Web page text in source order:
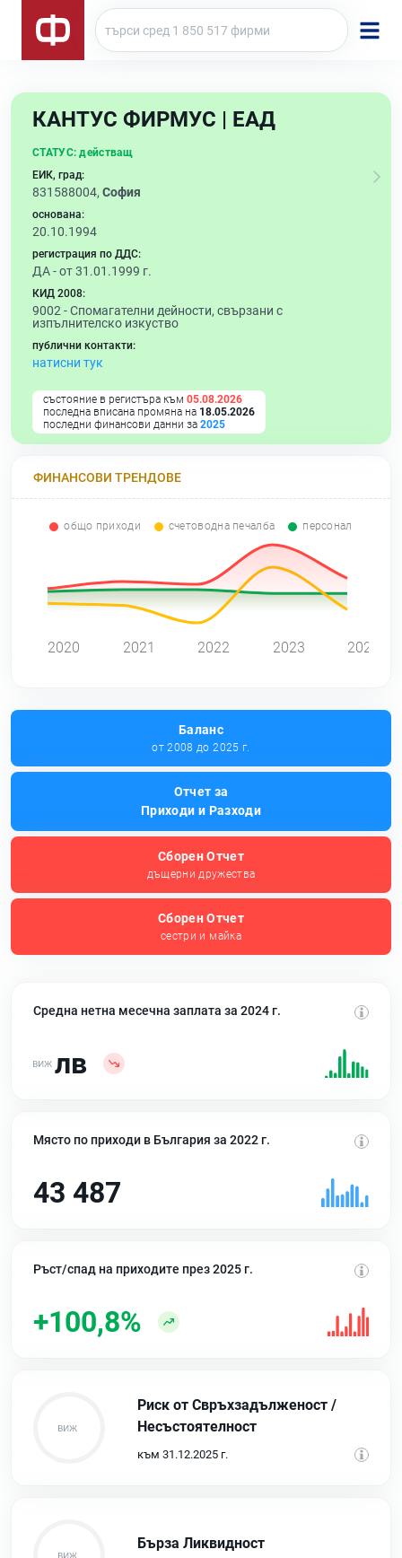
КАНТУС ФИРМУС | ЕАД
СТАТУС: действащ
ЕИК, град:
831588004, София
основана:
20.10.1994
регистрация по ДДС:
ДА - от 31.01.1999 г.
КИД 2008:
9002 -Спомагателни дейности, свързани с
изпълнителско изкуство
публични контакти:
натисни тук
състояние в регистъра към 05.08.2026
последна вписана промяна на 18.05.2026
последни финансови данни за 2025
ФИНАНСОВИ ТРЕНДОВЕ
общо приходи счетоводна печалба персонал
2020 2021 2022 2023 2024
Баланс
от 2008 до 2025 г.
Отчет за
Приходи и Разходи
Сборен Отчет
дъщерни дружества
Сборен Отчет
сестри и майка
Средна нетна месечна заплата за 2024 г.
лв
Място по приходи в България за 2022 г.
43 487
Ръст/спад на приходите през 2025 г.
+100,8%
Риск от Свръхзадълженост /
Несъстоятелност
към 31.12.2025 г.
Бърза Ликвидност